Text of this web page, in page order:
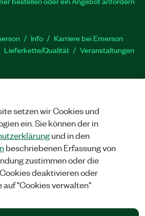
Info
Karriere bei Emerson
Lieferkette/Qualität Veranstaltungen
YouTube
Twitter
CORP. ALLE RECHTE VORBEHALTEN.
setzen wir Cookies und
ein. Sie können der in
und in den
beschriebenen Erfassung von
zustimmen oder die
deaktivieren oder
auf "Cookies verwalten"